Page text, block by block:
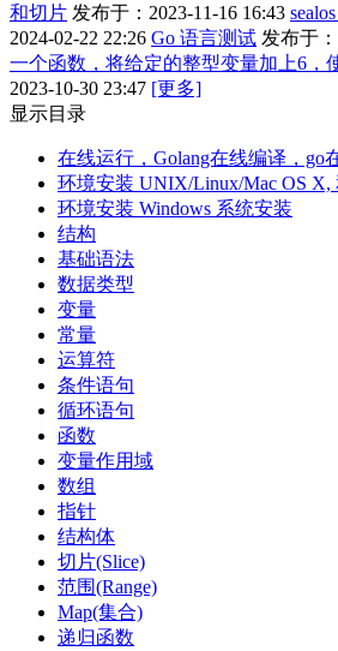
和切片 发布于：2023-11-16 16:43
2024-02-22 22:26 Go 语言测试 发布于：
一个函数，将给定的整型变量加上6，
2023-10-30 23:47 [更多]
显示目录
在线运行，Golang在线编译，go
环境安装 UNIX/Linux/Mac OS X,
环境安装 Windows 系统安装
结构
基础语法
数据类型
变量
常量
运算符
条件语句
循环语句
函数
变量作用域
数组
指针
结构体
切片(Slice)
范围(Range)
Map(集合)
递归函数